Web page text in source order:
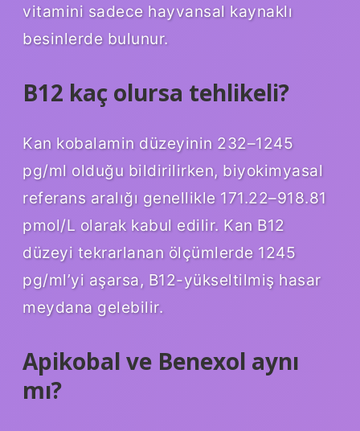
vitamini sadece hayvansal kaynaklı
besinlerde bulunur.
B12 kaç olursa tehlikeli?
Kan kobalamin düzeyinin 232–1245
pg/ml olduğu bildirilirken, biyokimyasal
referans aralığı genellikle 171.22–918.81
pmol/L olarak kabul edilir. Kan B12
düzeyi tekrarlanan ölçümlerde 1245
pg/ml’yi aşarsa, B12-yükseltilmiş hasar
meydana gelebilir.
Apikobal ve Benexol aynı
mı?